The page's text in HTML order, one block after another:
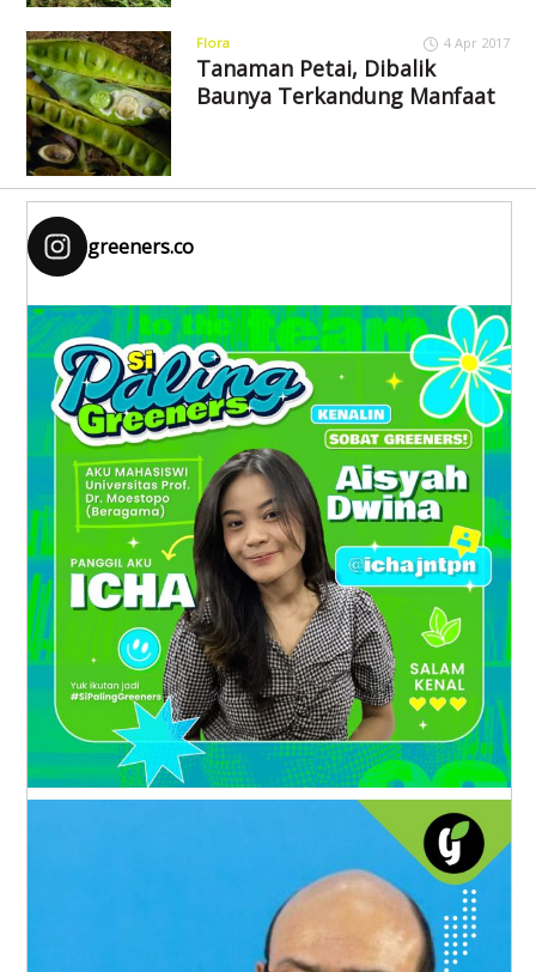
Flora 4 Apr 2017
Tanaman Petai, Dibalik
Baunya Terkandung Manfaat
greeners.co